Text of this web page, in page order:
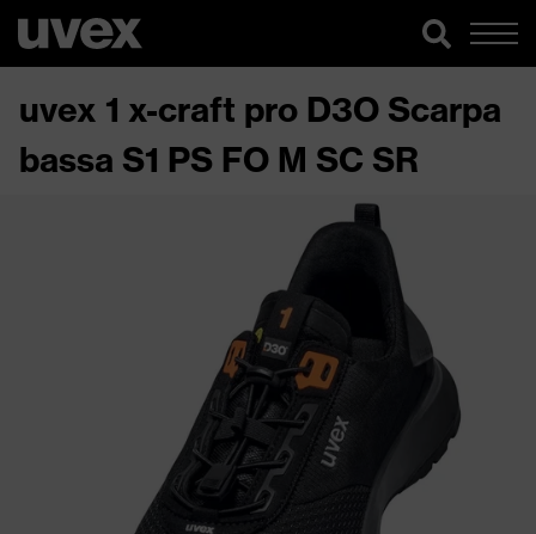
uvex 1 x-craft pro D3O Scarpa
bassa S1 PS FO M SC SR